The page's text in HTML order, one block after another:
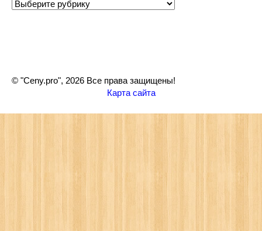
Рубрики
© "Ceny.pro", 2026 Все права защищены!
Карта сайта